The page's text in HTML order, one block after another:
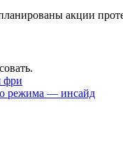
акции
фри
режима — инсайд